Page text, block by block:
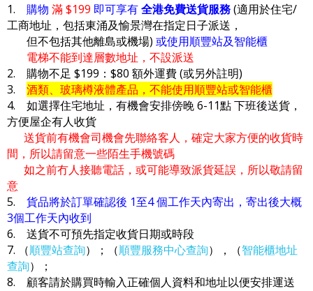
1. 購物 滿 $199 即可享有全港免費送貨服務(適用於住宅/
工商地址，包括東涌及愉景灣在指定日子派送，
但不包括其他離島或機場) 或使用順豐站及智能櫃
電梯不能到達層數地址，不設派送
2. 購物不足 $199：$80 額外運費 (或另外註明)
3. 酒類、玻璃樽液體產品，不能使用順豐站或智能櫃
4. 如選擇住宅地址，有機會安排傍晚 6-11點 下班後送貨，
方便屋企有人收貨
送貨前有機會司機會先聯絡客人，確定大家方便的收貨時
間，所以請留意一些陌生手機號碼
如之前冇人接聽電話，或可能導致派貨延誤，所以敬請留
意
5. 貨品將於訂單確認後 1至4 個工作天內寄出，寄出後大概
3個工作天內收到
6. 送貨不可預先指定收貨日期或時段
7. （順豐站查詢）；（順豐服務中心查詢），（智能櫃地址
查詢）；
8. 顧客請於購買時輸入正確個人資料和地址以便安排運送